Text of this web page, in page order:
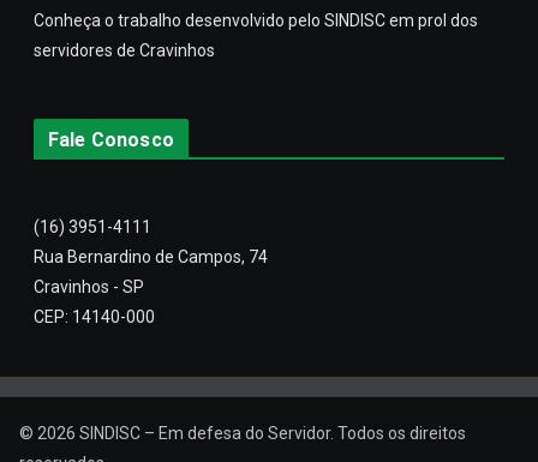
Conheça o trabalho desenvolvido pelo SINDISC em prol dos
servidores de Cravinhos
Fale Conosco
(16) 3951-4111
Rua Bernardino de Campos, 74
Cravinhos - SP
CEP: 14140-000
© 2026 SINDISC – Em defesa do Servidor. Todos os direitos